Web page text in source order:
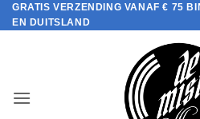
Ga
naar
GRATIS VERZENDING VANAF € 75
EN DUITSLAND